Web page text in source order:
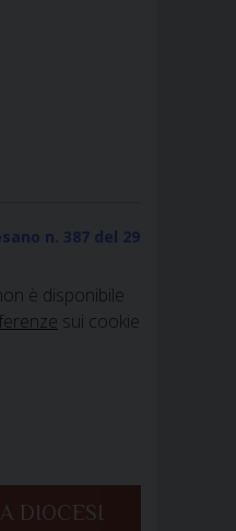
n. 387 del 29
è disponibile
sui cookie
DIOCESI